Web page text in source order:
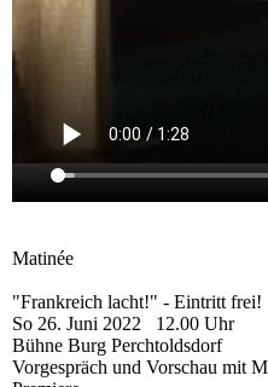
Matinée
"Frankreich lacht!" - Eintritt frei!
So 26. Juni 2022 12.00 Uhr
Bühne Burg Perchtoldsdorf
Vorgespräch und Vorschau mit